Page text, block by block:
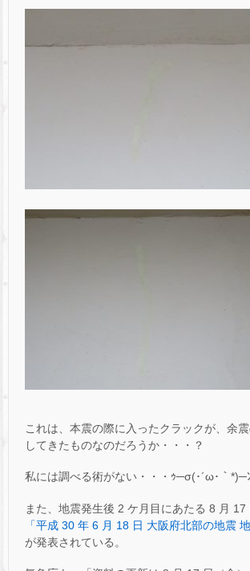
これは、本震の際に入ったクラックが、余
してきたものなのだろうか・・・？
私には調べる術がない・・・ｩ─σ(･´ω･｀
また、地震発生後 2 ケ月目にあたる 8 月 17
「平成 30 年 6 月 18 日 大阪府北部の地震
が発表されている。